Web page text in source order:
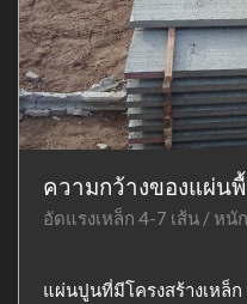
ความกว้างของแผ่น
อัดแรงเหล็ก 4-7 เส้น / หนั
แผ่นปูนที่มีโครงสร้างเหล็